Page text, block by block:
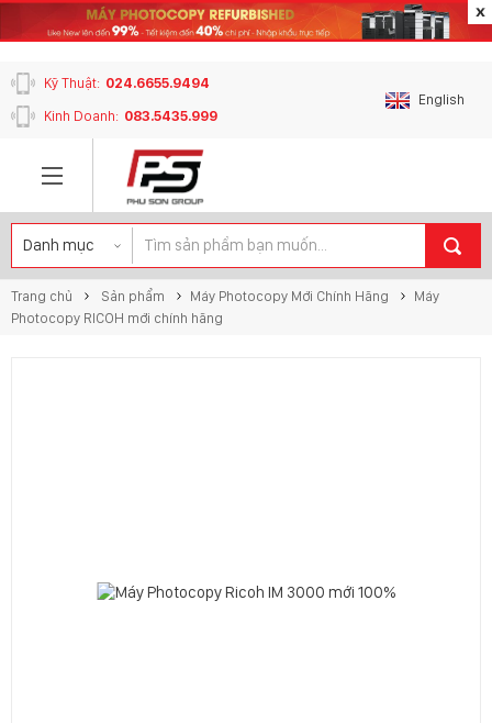
content_copy
English
Kỹ Thuật: 024.6655.9494
Kinh Doanh: 083.5435.999
Trang chủ Sản phẩm Máy Photocopy Mới Chính Hãng
Máy
Photocopy RICOH mới chính hãng